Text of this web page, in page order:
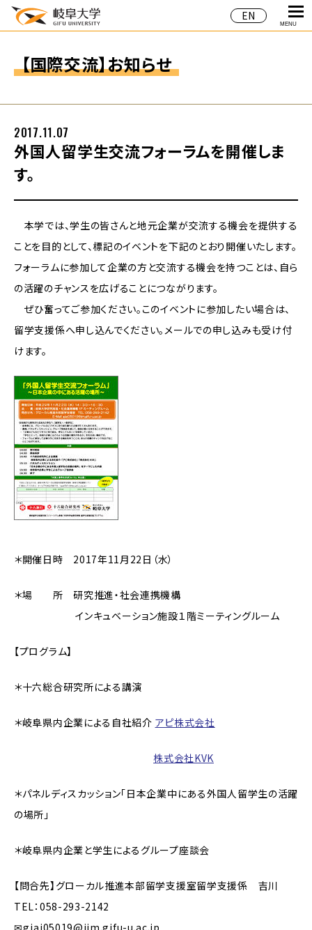
EN
MENU
【国際交流】お知らせ
外国人留学生交流フォーラムを開催しま
す。
2017.11.07
本学では、学生の皆さんと地元企業が交流する機会を提供する
ことを目的として、標記のイベントを下記のとおり開催いたします。
フォーラムに参加して企業の方と交流する機会を持つことは、自ら
の活躍のチャンスを広げることにつながります。
ぜひ奮ってご参加ください。このイベントに参加したい場合は、
留学支援係へ申し込んでください。メールでの申し込みも受け付
けます。
＊開催日時 2017年11月22日（水）
＊場 所 研究推進・社会連携機構
インキュベーション施設１階ミーティングルーム
【プログラム】
＊十六総合研究所による講演
＊岐阜県内企業による自社紹介 アピ株式会社
11111111111111111111111株式会社KVK
＊パネルディスカッション「日本企業中にある外国人留学生の活躍
の場所」
＊岐阜県内企業と学生によるグループ座談会
【問合先】グローカル推進本部留学支援室留学支援係 吉川
TEL：058-293-2142
✉gjai05019@jim.gifu-u.ac.jp